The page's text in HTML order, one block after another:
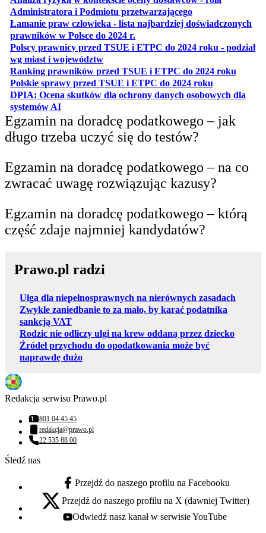
Administratora i Podmiotu przetwarzającegootwiera się w
Łamanie praw człowieka - lista najbardziej doświadczonych
prawników w Polsce do 2024 r.
Polscy prawnicy przed TSUE i ETPC do 2024 roku - podział
wg miast i województwotwiera się w nowej karcie
Ranking prawników przed TSUE i ETPC do 2024 roku
Polskie sprawy przed TSUE i ETPC do 2024 roku
DPIA: Ocena skutków dla ochrony danych osobowych dla
systemów AIotwiera się w nowej karcie
Egzamin na doradcę podatkowego – jak
długo trzeba uczyć się do testów?
Egzamin na doradcę podatkowego – na co
zwracać uwagę rozwiązując kazusy?
Egzamin na doradcę podatkowego – którą
część zdaje najmniej kandydatów?
Prawo.pl radzi
Ulga dla niepełnosprawnych na nierównych zasadach
Zwykłe zaniedbanie to za mało, by karać podatnika
sankcją VAT
Rodzic nie odliczy ulgi na krew oddaną przez dziecko
Źródeł przychodu do opodatkowania może być
naprawdę dużo
Redakcja serwisu Prawo.pl
Numer telefonu:
801 04 45 45
Adres email:
redakcja@prawo.pl
Numer telefonu:
22 535 88 00
Śledź nas
facebook - otwiera się w nowej karcie
Przejdź do naszego profilu na Facebooku
x - otwiera się w nowej karcie
Przejdź do naszego profilu na X (dawniej Twitter)
youtube - otwiera się w nowej karcie
Odwiedź nasz kanał w serwisie YouTube